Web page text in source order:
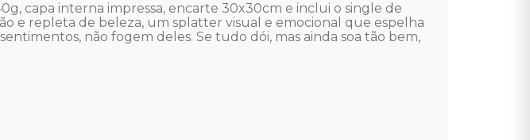
capa interna impressa, encarte 30x30cm e inclui o single de
e repleta de beleza, um splatter visual e emocional que espelha
não fogem deles. Se tudo dói, mas ainda soa tão bem,